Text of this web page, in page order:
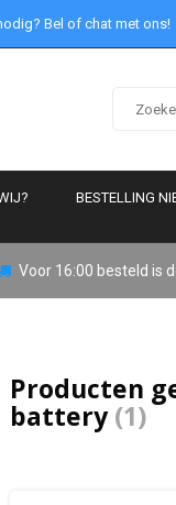
Bel of chat met ons!
BESTELLING
Voor 16:00 besteld is
Producten
battery(1)